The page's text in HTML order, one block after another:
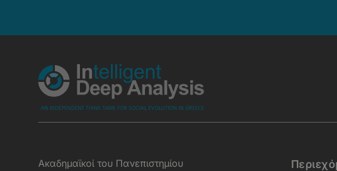
Aκαδημαϊκοί του Πανεπιστημίου